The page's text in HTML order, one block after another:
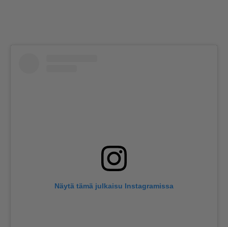
Näytä tämä julkaisu Instagramissa